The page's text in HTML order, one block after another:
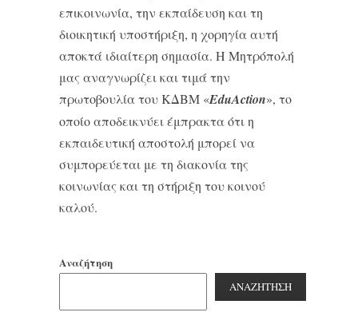
επικοινωνία, την εκπαίδευση και τη
διοικητική υποστήριξη, η χορηγία αυτή
αποκτά ιδιαίτερη σημασία. Η Μητρόπολή
μας αναγνωρίζει και τιμά την
πρωτοβουλία του ΚΔΒΜ «EduAction», το
οποίο αποδεικνύει έμπρακτα ότι η
εκπαιδευτική αποστολή μπορεί να
συμπορεύεται με τη διακονία της
κοινωνίας και τη στήριξη του κοινού
καλού.
Αναζήτηση
ΑΝΑΖΉΤΗΣΗ